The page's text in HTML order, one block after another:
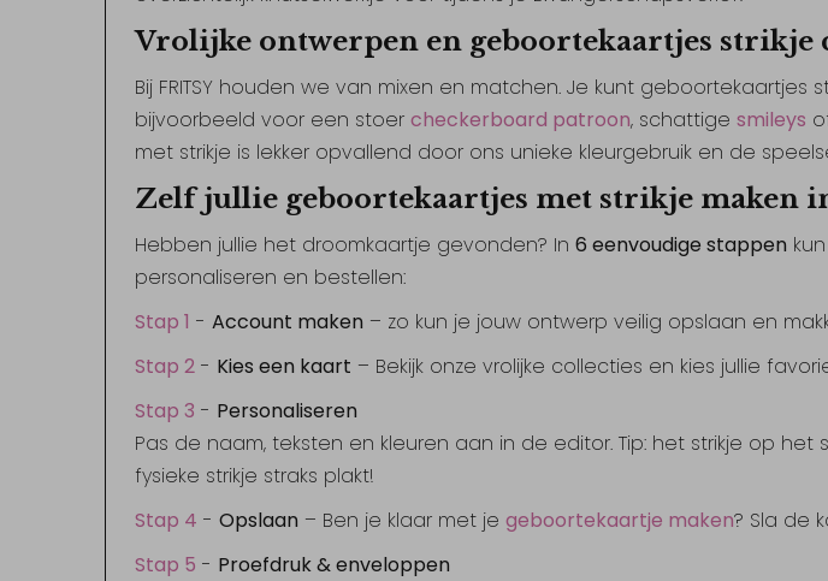
Vrolijke ontwerpen en geboortekaartjes strikje
Bij FRITSY houden we van mixen en matchen. Je kunt
bijvoorbeeld voor een stoer checkerboard patroon, schattige smileys
met strikje is lekker opvallend door ons unieke kleurgebruik en de
Zelf jullie geboortekaartjes met strikje maken
Hebben jullie het droomkaartje gevonden? In 6 eenvoudige stappen
personaliseren en bestellen:
Stap 1 - Account maken – zo kun je jouw ontwerp veilig opslaan en
Stap 2 - Kies een kaart – Bekijk onze vrolijke collecties en kies jullie
Stap 3 - Personaliseren
Pas de naam, teksten en kleuren aan in de editor. Tip: het strikje op
fysieke strikje straks plakt!
Stap 4 - Opslaan – Ben je klaar met je geboortekaartje maken? Sla de
Stap 5 - Proefdruk & enveloppen